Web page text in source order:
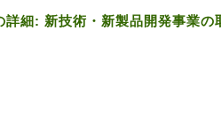
詳細: 新技術・新製品開発事業の